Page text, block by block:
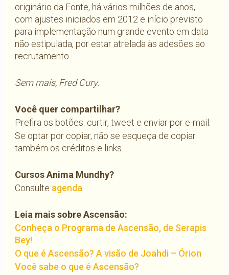
originário da Fonte, há vários milhões de anos,
com ajustes iniciados em 2012 e início previsto
para implementação num grande evento em data
não estipulada, por estar atrelada às adesões ao
recrutamento.
Sem mais, Fred Cury.
Você quer compartilhar?
Prefira os botões: curtir, tweet e enviar por e-mail.
Se optar por copiar, não se esqueça de copiar
também os créditos e links.
Cursos Anima Mundhy?
Consulte agenda
Leia mais sobre Ascensão:
Conheça o Programa de Ascensão, de Serapis
Bey!
O que é Ascensão? A visão de Joahdi – Órion
Você sabe o que é Ascensão?